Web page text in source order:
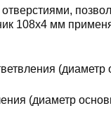
108x4 мм
(диаметр
(диаметр